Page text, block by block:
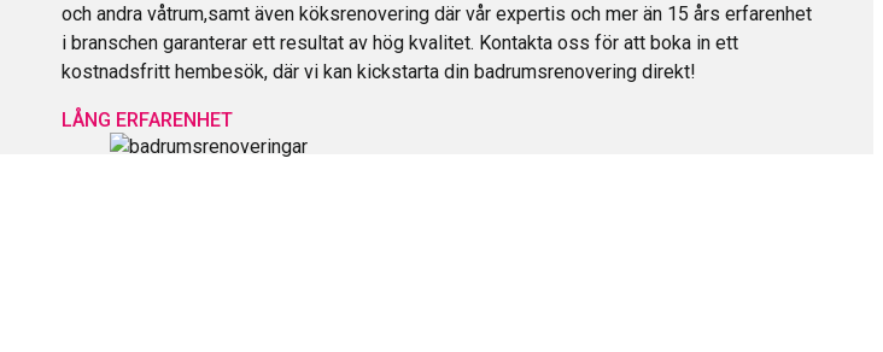
och andra våtrum,samt även köksrenovering där vår expertis och mer än 15 års erfarenhet
i branschen garanterar ett resultat av hög kvalitet. Kontakta oss för att boka in ett
kostnadsfritt hembesök, där vi kan kickstarta din badrumsrenovering direkt!
LÅNG ERFARENHET